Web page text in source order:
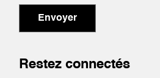
Envoyer
Restez connectés